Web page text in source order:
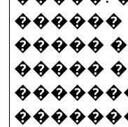
������
�����
�����